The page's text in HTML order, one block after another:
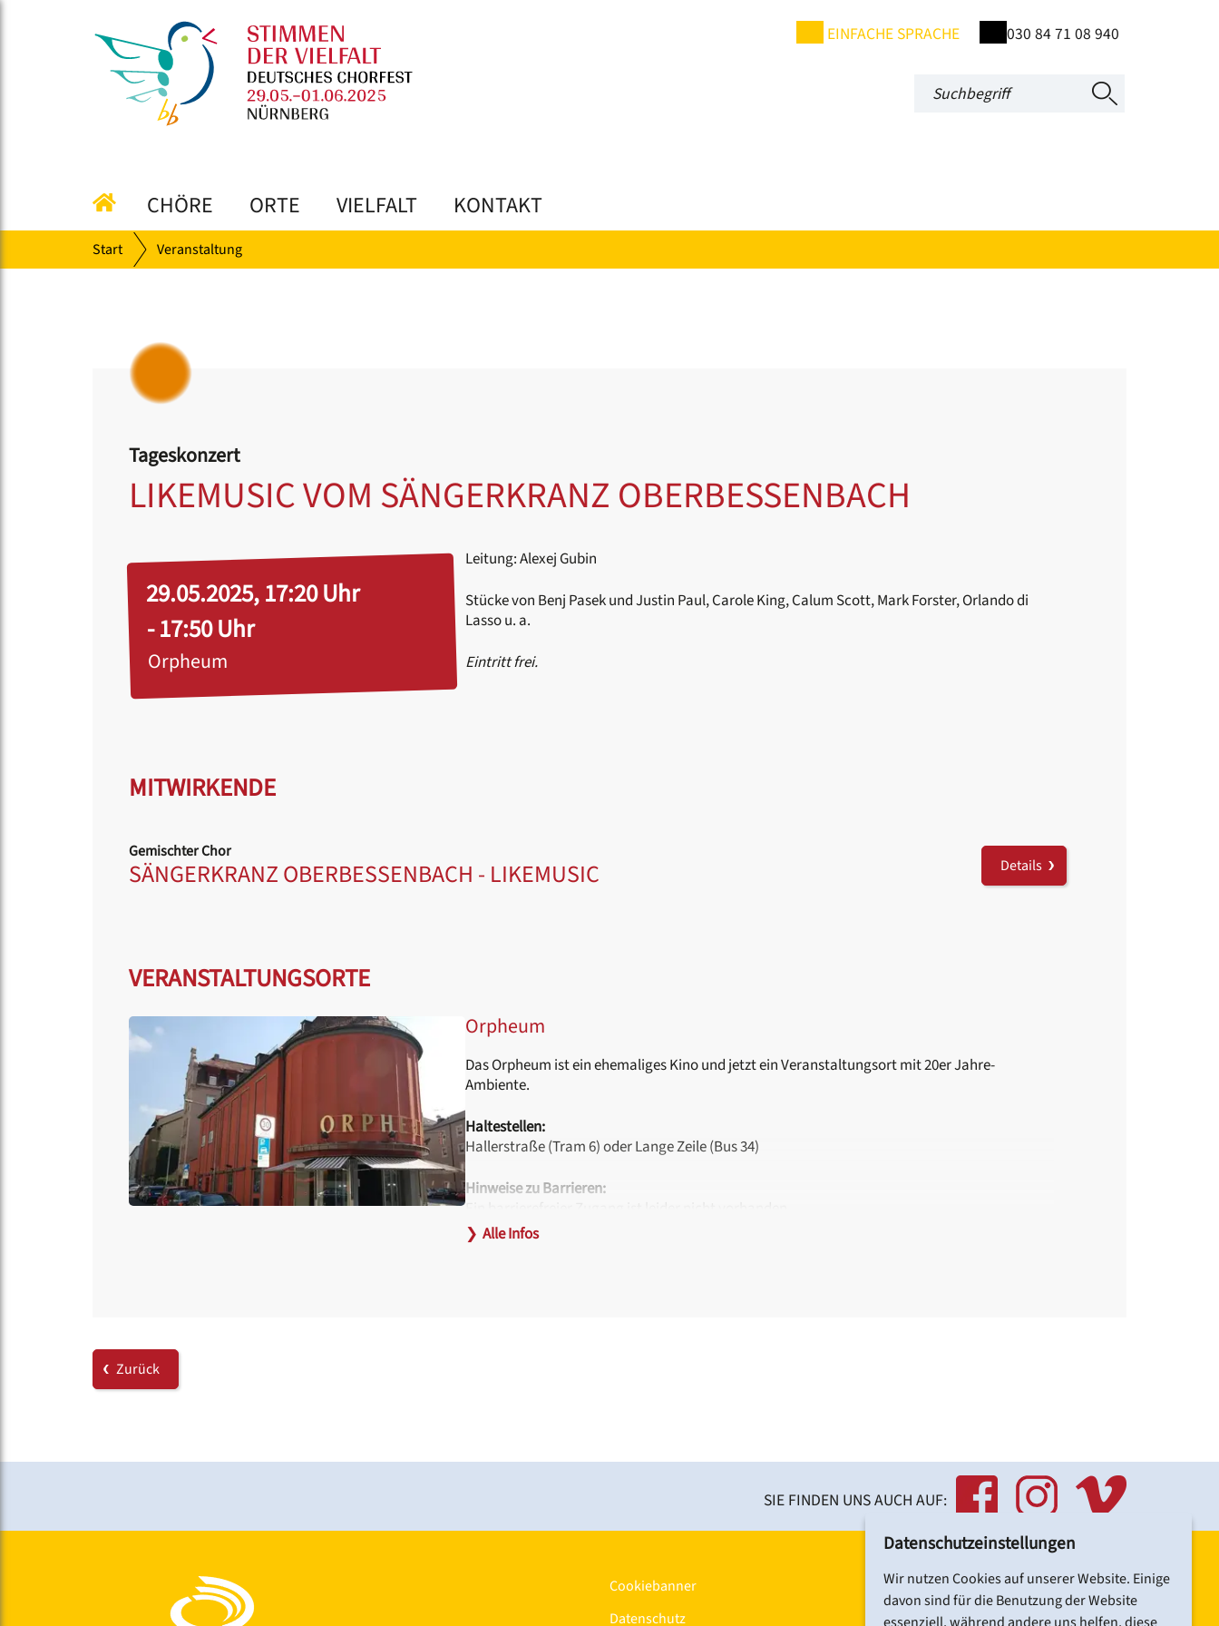
EINFACHE SPRACHE 030 84 71 08 940
CHÖRE ORTE VIELFALT KONTAKT
Start Veranstaltung
Tageskonzert
LIKEMUSIC VOM SÄNGERKRANZ OBERBESSENBACH
29.05.2025, 17:20 Uhr
- 17:50 Uhr
Orpheum
Leitung: Alexej Gubin
Stücke von Benj Pasek und Justin Paul, Carole King, Calum Scott, Mark Forster, Orlando di
Lasso u. a.
Eintritt frei.
MITWIRKENDE
Gemischter Chor
SÄNGERKRANZ OBERBESSENBACH - LIKEMUSIC Details
VERANSTALTUNGSORTE
Orpheum
Das Orpheum ist ein ehemaliges Kino und jetzt ein Veranstaltungsort mit 20er Jahre-
Ambiente.
Haltestellen:
Hallerstraße (Tram 6) oder Lange Zeile (Bus 34)
Hinweise zu Barrieren:
❯ Alle Infos
Zurück
SIE FINDEN UNS AUCH AUF:
Cookiebanner
Datenschutz
Datenschutzeinstellungen
Wir nutzen Cookies auf unserer Website. Einige
davon sind für die Benutzung der Website